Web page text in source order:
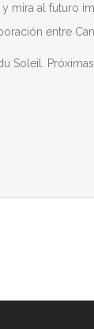
mira al futuro
entre
Soleil.